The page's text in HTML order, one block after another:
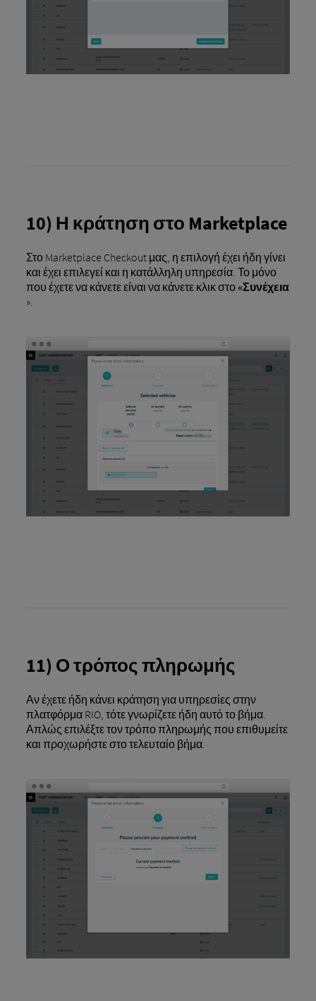
10) Η κράτηση στο Marketplace
Στο Marketplace Checkout μας, η επιλογή έχει ήδη γίνει
και έχει επιλεγεί και η κατάλληλη υπηρεσία. Το μόνο
που έχετε να κάνετε είναι να κάνετε κλικ στο«Συνέχεια
».
11) Ο τρόπος πληρωμής
Αν έχετε ήδη κάνει κράτηση για υπηρεσίες στην
πλατφόρμα RIO, τότε γνωρίζετε ήδη αυτό το βήμα.
Απλώς επιλέξτε τον τρόπο πληρωμής που επιθυμείτε
και προχωρήστε στο τελευταίο βήμα.